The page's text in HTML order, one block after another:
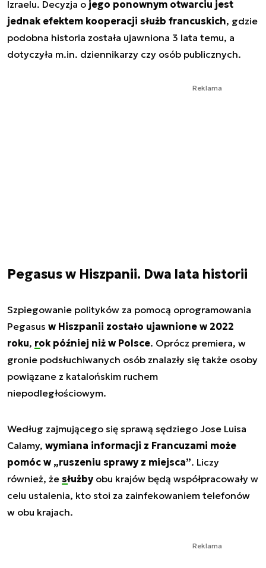
Izraelu. Decyzja o jego ponownym otwarciu jest
jednak efektem kooperacji służb francuskich, gdzie
podobna historia została ujawniona 3 lata temu, a
dotyczyła m.in. dziennikarzy czy osób publicznych.
Reklama
Pegasus w Hiszpanii. Dwa lata historii
Szpiegowanie polityków za pomocą oprogramowania
Pegasus w Hiszpanii zostało ujawnione w 2022
roku, rok później niż w Polsce. Oprócz premiera, w
gronie podsłuchiwanych osób znalazły się także osoby
powiązane z katalońskim ruchem
niepodległościowym.
Według zajmującego się sprawą sędziego Jose Luisa
Calamy, wymiana informacji z Francuzami może
pomóc w „ruszeniu sprawy z miejsca”. Liczy
również, że służbyobu krajów będą współpracowały w
celu ustalenia, kto stoi za zainfekowaniem telefonów
w obu krajach.
Reklama